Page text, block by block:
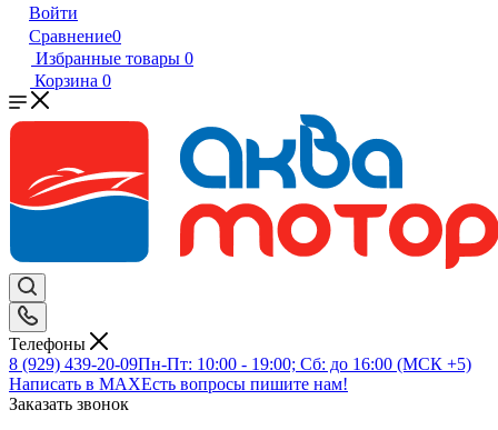
Войти
Сравнение0
Избранные товары 0
Корзина 0
Телефоны
8 (929) 439-20-09Пн-Пт: 10:00 - 19:00; Сб: до 16:00 (МСК +5)
Написать в MAXЕсть вопросы пишите нам!
Заказать звонок